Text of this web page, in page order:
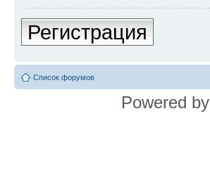
Регистрация
Список форумов
Powered by